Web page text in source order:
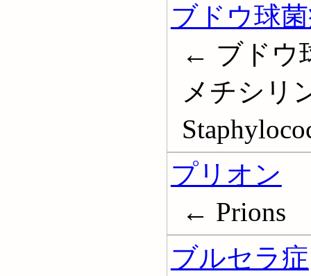
ブドウ球
← ブドウ
メチシリ
プリオン
← Prions
ブルセラ症